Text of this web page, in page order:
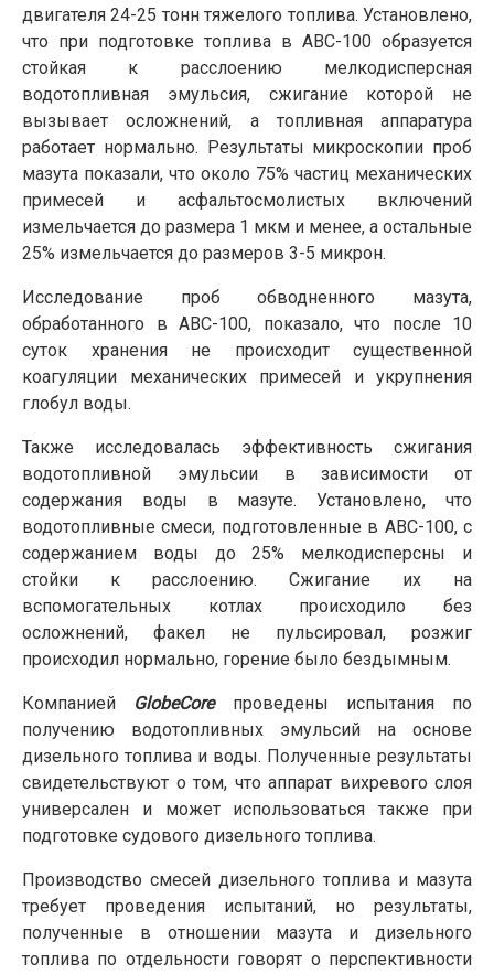
двигателя 24-25 тонн тяжелого топлива. Установлено,
что при подготовке топлива в АВС-100 образуется
стойкая к расслоению мелкодисперсная
водотопливная эмульсия, сжигание которой не
вызывает осложнений, а топливная аппаратура
работает нормально. Результаты микроскопии проб
мазута показали, что около 75% частиц механических
примесей и асфальтосмолистых включений
измельчается до размера 1 мкм и менее, а остальные
25% измельчается до размеров 3-5 микрон.
Исследование проб обводненного мазута,
обработанного в АВС-100, показало, что после 10
суток хранения не происходит существенной
коагуляции механических примесей и укрупнения
глобул воды.
Также исследовалась эффективность сжигания
водотопливной эмульсии в зависимости от
содержания воды в мазуте. Установлено, что
водотопливные смеси, подготовленные в АВС-100, с
содержанием воды до 25% мелкодисперсны и
стойки к расслоению. Сжигание их на
вспомогательных котлах происходило без
осложнений, факел не пульсировал, розжиг
происходил нормально, горение было бездымным.
Компанией GlobeCoreпроведены испытания по
получению водотопливных эмульсий на основе
дизельного топлива и воды. Полученные результаты
свидетельствуют о том, что аппарат вихревого слоя
универсален и может использоваться также при
подготовке судового дизельного топлива.
Производство смесей дизельного топлива и мазута
требует проведения испытаний, но результаты,
полученные в отношении мазута и дизельного
топлива по отдельности говорят о перспективности